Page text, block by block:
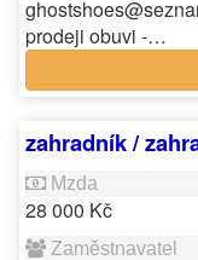
prodeji obuvi -…
zahradník /
28 000 Kč